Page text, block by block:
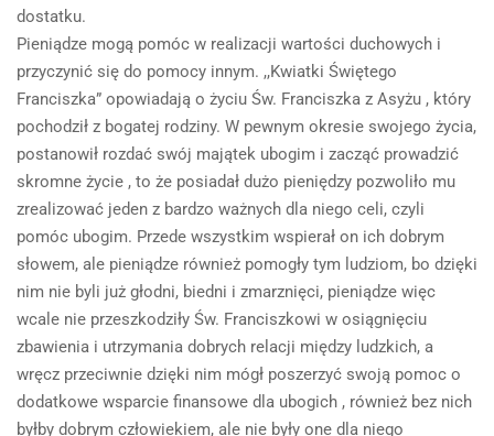
dostatku.
Pieniądze mogą pomóc w realizacji wartości duchowych i
przyczynić się do pomocy innym. ,,Kwiatki Świętego
Franciszka” opowiadają o życiu Św. Franciszka z Asyżu , który
pochodził z bogatej rodziny. W pewnym okresie swojego życia,
postanowił rozdać swój majątek ubogim i zacząć prowadzić
skromne życie , to że posiadał dużo pieniędzy pozwoliło mu
zrealizować jeden z bardzo ważnych dla niego celi, czyli
pomóc ubogim. Przede wszystkim wspierał on ich dobrym
słowem, ale pieniądze również pomogły tym ludziom, bo dzięki
nim nie byli już głodni, biedni i zmarznięci, pieniądze więc
wcale nie przeszkodziły Św. Franciszkowi w osiągnięciu
zbawienia i utrzymania dobrych relacji między ludzkich, a
wręcz przeciwnie dzięki nim mógł poszerzyć swoją pomoc o
dodatkowe wsparcie finansowe dla ubogich , również bez nich
byłby dobrym człowiekiem, ale nie były one dla niego